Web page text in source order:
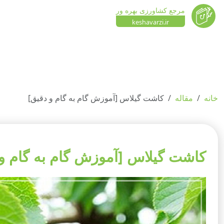
مرجع کشاورزی بهره ور
keshavarzi.ir
خانه مقاله کاشت گیلاس [آموزش گام به گام و دقیق]
کاشت گیلاس [آموزش گام به گام